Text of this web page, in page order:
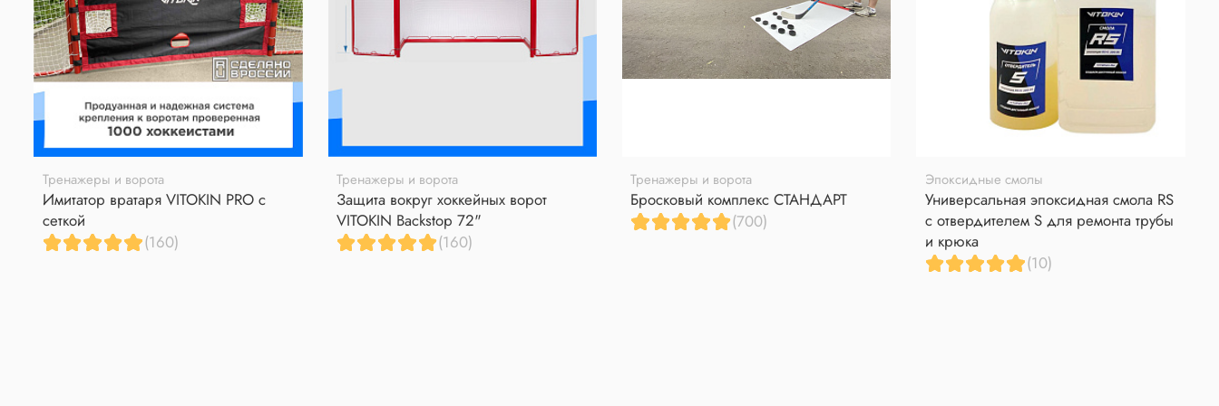
Тренажеры и ворота
Имитатор вратаря VITOKIN PRO с
сеткой
(160)
Тренажеры и ворота
Защита вокруг хоккейных ворот
VITOKIN Backstop 72"
(160)
Тренажеры и ворота
Бросковый комплекс СТАНДАРТ
(700)
Эпоксидные смолы
Универсальная эпоксидная смола RS
с отвердителем S для ремонта трубы
и крюка
(10)